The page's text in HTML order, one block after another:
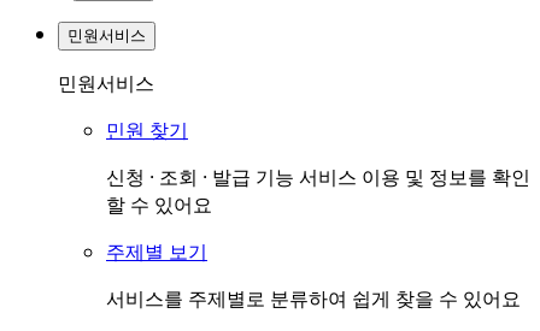
민원서비스
민원서비스
민원 찾기
신청 · 조회 · 발급 기능 서비스 이용 및 정보를 확인
할 수 있어요
주제별 보기
서비스를 주제별로 분류하여 쉽게 찾을 수 있어요